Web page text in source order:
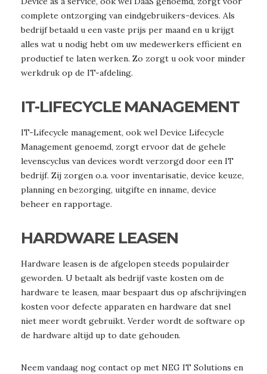
complete ontzorging van eindgebruikers-devices. Als
bedrijf betaald u een vaste prijs per maand en u krijgt
alles wat u nodig hebt om uw medewerkers efficient en
productief te laten werken. Zo zorgt u ook voor minder
werkdruk op de IT-afdeling.
IT-LIFECYCLE MANAGEMENT
IT-Lifecycle management, ook wel Device Lifecycle
Management genoemd, zorgt ervoor dat de gehele
levenscyclus van devices wordt verzorgd door een IT
bedrijf. Zij zorgen o.a. voor inventarisatie, device keuze,
planning en bezorging, uitgifte en inname, device
beheer en rapportage.
HARDWARE LEASEN
Hardware leasen is de afgelopen steeds populairder
geworden. U betaalt als bedrijf vaste kosten om de
hardware te leasen, maar bespaart dus op afschrijvingen
kosten voor defecte apparaten en hardware dat snel
niet meer wordt gebruikt. Verder wordt de software op
de hardware altijd up to date gehouden.
Neem vandaag nog contact op met NEG IT Solutions en